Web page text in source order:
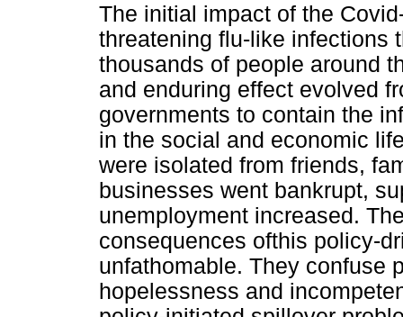
The initial impact of the
threatening flu-like infections
thousands of people around
and enduring effect evolved
governments to contain the
in the social and economic
were isolated from friends,
businesses went bankrupt,
unemployment increased.
consequences ofthis policy-
unfathomable. They confuse
hopelessness and